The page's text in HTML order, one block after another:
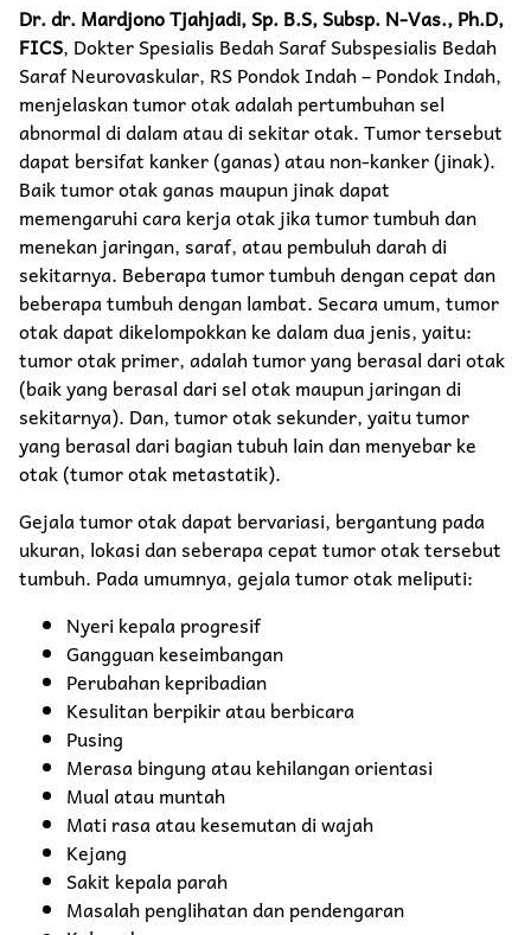
Dr. dr. Mardjono Tjahjadi, Sp. B.S, Subsp. N-Vas., Ph.D,
FICS, Dokter Spesialis Bedah Saraf Subspesialis Bedah
Saraf Neurovaskular, RS Pondok Indah – Pondok Indah,
menjelaskan tumor otak adalah pertumbuhan sel
abnormal di dalam atau di sekitar otak. Tumor tersebut
dapat bersifat kanker (ganas) atau non-kanker (jinak).
Baik tumor otak ganas maupun jinak dapat
memengaruhi cara kerja otak jika tumor tumbuh dan
menekan jaringan, saraf, atau pembuluh darah di
sekitarnya. Beberapa tumor tumbuh dengan cepat dan
beberapa tumbuh dengan lambat. Secara umum, tumor
otak dapat dikelompokkan ke dalam dua jenis, yaitu:
tumor otak primer, adalah tumor yang berasal dari otak
(baik yang berasal dari sel otak maupun jaringan di
sekitarnya). Dan, tumor otak sekunder, yaitu tumor
yang berasal dari bagian tubuh lain dan menyebar ke
otak (tumor otak metastatik).
Gejala tumor otak dapat bervariasi, bergantung pada
ukuran, lokasi dan seberapa cepat tumor otak tersebut
tumbuh. Pada umumnya, gejala tumor otak meliputi:
Nyeri kepala progresif
Gangguan keseimbangan
Perubahan kepribadian
Kesulitan berpikir atau berbicara
Pusing
Merasa bingung atau kehilangan orientasi
Mual atau muntah
Mati rasa atau kesemutan di wajah
Kejang
Sakit kepala parah
Masalah penglihatan dan pendengaran